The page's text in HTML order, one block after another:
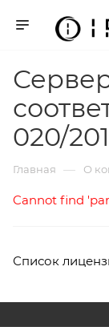
020/
Главная — О
Cannot find
Список